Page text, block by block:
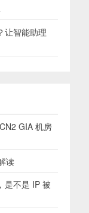
让智能助理
GIA 机房
读
是不是 IP 被